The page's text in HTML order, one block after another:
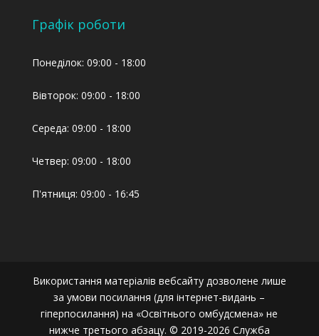
Графік роботи
Понеділок: 09:00 - 18:00
Вівторок: 09:00 - 18:00
Середа: 09:00 - 18:00
Четвер: 09:00 - 18:00
П'ятниця: 09:00 - 16:45
Використання матеріалів вебсайту дозволене лише
за умови посилання (для інтернет-видань –
гіперпосилання) на «Освітнього омбудсмена» не
нижче третього абзацу. © 2019-2026 Служба